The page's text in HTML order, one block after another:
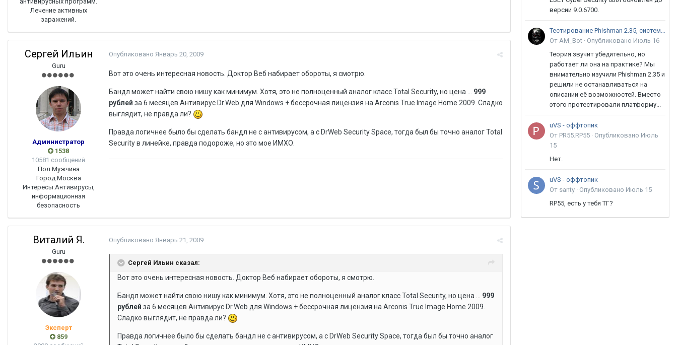
Лечение активных
заражений.
Сергей Ильин
Guru
Администратор
1538
10581 сообщений
Пол:Мужчина
Город:Москва
Интересы:Антивирусы,
информационная
безопасность
Опубликовано Январь 20, 2009
Вот это очень интересная новость. Доктор Веб набирает обороты, я смотрю.
Бандл может найти свою нишу как минимум. Хотя, это не полноценный аналог класс Total Security, но цена ... 999
рублей за 6 месяцев Антивирус Dr.Web для Windows + бессрочная лицензия на Arconis True Image Home 2009. Сладко
выглядит, не правда ли?
Правда логичнее было бы сделать бандл не с антивирусом, а с DrWeb Security Space, тогда был бы точно аналог Total
Security в линейке, правда подороже, но это мое ИМХО.
Виталий Я.
Guru
Эксперт
859
Опубликовано Январь 21, 2009
Сергей Ильин сказал:
Вот это очень интересная новость. Доктор Веб набирает обороты, я смотрю.
Бандл может найти свою нишу как минимум. Хотя, это не полноценный аналог класс Total Security, но цена ... 999
рублей за 6 месяцев Антивирус Dr.Web для Windows + бессрочная лицензия на Arconis True Image Home 2009.
Сладко выглядит, не правда ли?
Правда логичнее было бы сделать бандл не с антивирусом, а с DrWeb Security Space, тогда был бы точно аналог
версии 9.0.6700.
Тестирование Phishman 2.35, системы повышения осведомлённости пользователей в сфере ИБ
От AM_Bot · Опубликовано Июль 16
Теория звучит убедительно, но
работает ли она на практике? Мы
внимательно изучили Phishman 2.35 и
решили не останавливаться на
описании её возможностей. Вместо
этого протестировали платформу...
uVS - оффтопик
От PR55.RP55 · Опубликовано Июль
15
Нет.
uVS - оффтопик
От santy · Опубликовано Июль 15
RP55, есть у тебя ТГ?